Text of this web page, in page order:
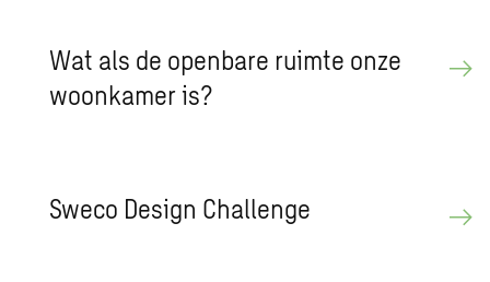
Wat als de openbare ruimte onze
woonkamer is?
Sweco Design Challenge